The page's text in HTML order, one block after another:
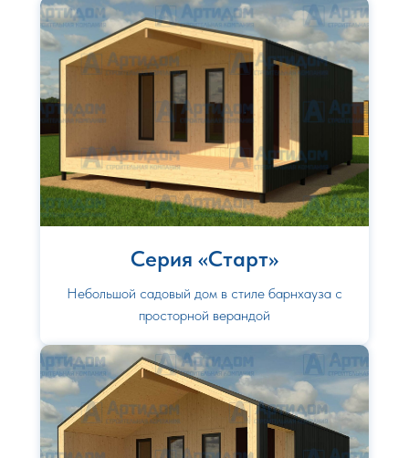
Серия «Старт»
Небольшой садовый дом в стиле барнхауза с
просторной верандой